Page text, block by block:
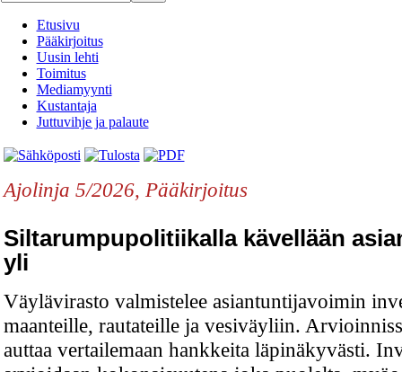
Etusivu
Pääkirjoitus
Uusin lehti
Toimitus
Mediamyynti
Kustantaja
Juttuvihje ja palaute
Ajolinja 5/2026, Pääkirjoitus
Siltarumpupolitiikalla kävellään
yli
Väylävirasto valmistelee asiantuntijavoimin
maanteille, rautateille ja vesiväyliin.
auttaa vertailemaan hankkeita läpinäkyvästi.